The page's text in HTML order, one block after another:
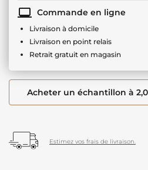
Commande en ligne
Livraison à domicile
Livraison en point relais
Retrait gratuit en magasin
Acheter un échantillon à
Estimez vos frais de livraison.